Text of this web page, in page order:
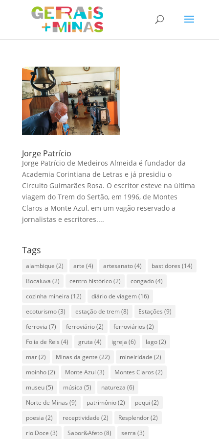
Jorge Patrício
Jorge Patrício de Medeiros Almeida é fundador da
Academia Corintiana de Letras e já presidiu o
Circuito Guimarães Rosa. O escritor esteve na última
viagem do Trem do Sertão, em 1996, de Montes
Claros a Monte Azul, em um vagão reservado a
jornalistas e escritores....
Tags
alambique (2) arte (4) artesanato(4) bastidores (14)
Bocaiuva (2) centro histórico(2) congado(4)
cozinha mineira (12) diário de viagem(16)
ecoturismo(3) estação de trem(8) Estações (9)
ferrovia (7) ferroviário(2) ferroviários (2)
Folia de Reis (4) gruta (4) igreja (6) lago(2)
mar(2) Minas da gente (22) mineiridade (2)
moinho(2) Monte Azul (3) Montes Claros (2)
museu(5) música (5) natureza (6)
Norte de Minas (9) patrimônio(2) pequi (2)
poesia (2) receptividade (2) Resplendor(2)
rio Doce (3) Sabor&Afeto(8) serra (3)